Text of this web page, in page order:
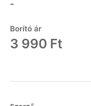
-
Borító ár
3 990 Ft